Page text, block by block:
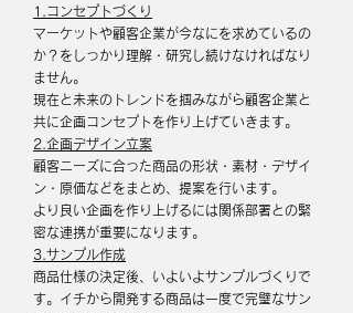
1.コンセプトづくり
マーケットや顧客企業が今なにを求めているの
か？をしっかり理解・研究し続けなければなり
ません。
現在と未来のトレンドを掴みながら顧客企業と
共に企画コンセプトを作り上げていきます。
2.企画デザイン立案
顧客ニーズに合った商品の形状・素材・デザイ
ン・原価などをまとめ、提案を行います。
より良い企画を作り上げるには関係部署との緊
密な連携が重要になります。
3.サンプル作成
商品仕様の決定後、いよいよサンプルづくりで
す。イチから開発する商品は一度で完璧なサン